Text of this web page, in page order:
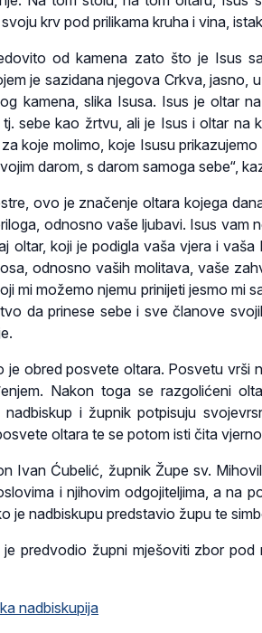
krv pod prilikama kruha i vina,
od kamena zato što je Isus
je sazidana njegova Crkva, jasno,
kamena, slika Isusa. Isus je oltar
sebe kao žrtvu, ali je Isus i oltar na
koje molimo, koje Isusu
darom, s darom samoga sebe“,
ovo je značenje oltara kojega
odnosno vaše ljubavi. Isus vam
oltar, koji je podigla vaša vjera i vaša
odnosno vaših molitava, vaše
mi možemo njemu prinijeti jesmo mi
da prinese sebe i sve članove
je obred posvete oltara. Posvetu vrši
Nakon toga se razgolićeni
i župnik potpisuju
oltara te se potom isti čita
Ivan Ćubelić, župnik Župe sv.
i njihovim odgojiteljima, a na
je nadbiskupu predstavio župu te
je predvodio župni mješoviti zbor pod
nadbiskupija